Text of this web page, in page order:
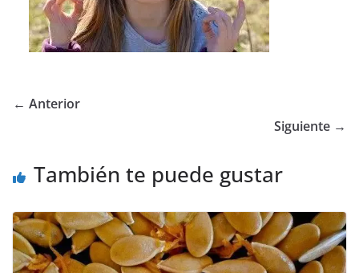
← Anterior
Siguiente →
También te puede gustar